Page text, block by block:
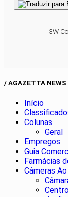
3W
/ AGAZETTA NEWS
Início
Colunas
Geral
Empregos
Guia
Farmácias
Câmeras